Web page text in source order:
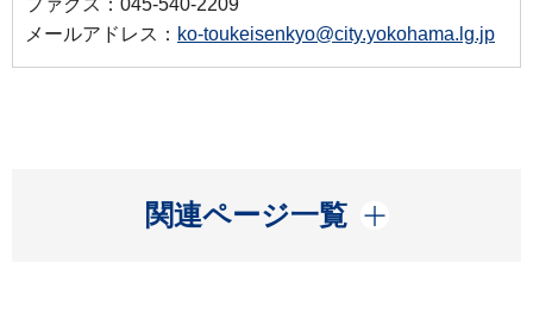
メールアドレス： ko-toukeisenkyo@city.yokohama.lg.jp
関連ページ一覧
開く